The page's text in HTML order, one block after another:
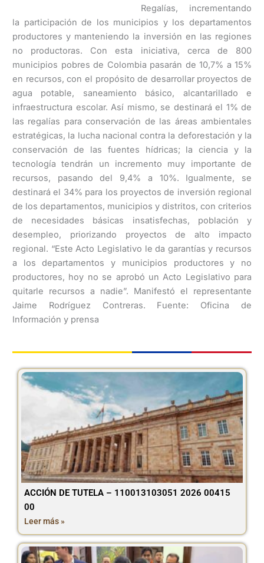
Regalías, incrementando
la participación de los municipios y los departamentos
productores y manteniendo la inversión en las regiones
no productoras. Con esta iniciativa, cerca de 800
municipios pobres de Colombia pasarán de 10,7% a 15%
en recursos, con el propósito de desarrollar proyectos de
agua potable, saneamiento básico, alcantarillado e
infraestructura escolar. Así mismo, se destinará el 1% de
las regalías para conservación de las áreas ambientales
estratégicas, la lucha nacional contra la deforestación y la
conservación de las fuentes hídricas; la ciencia y la
tecnología tendrán un incremento muy importante de
recursos, pasando del 9,4% a 10%. Igualmente, se
destinará el 34% para los proyectos de inversión regional
de los departamentos, municipios y distritos, con criterios
de necesidades básicas insatisfechas, población y
desempleo, priorizando proyectos de alto impacto
regional. “Este Acto Legislativo le da garantías y recursos
a los departamentos y municipios productores y no
productores, hoy no se aprobó un Acto Legislativo para
quitarle recursos a nadie”. Manifestó el representante
Jaime Rodríguez Contreras. Fuente: Oficina de
Información y prensa
ACCIÓN DE TUTELA – 110013103051 2026 00415
00
Leer más »